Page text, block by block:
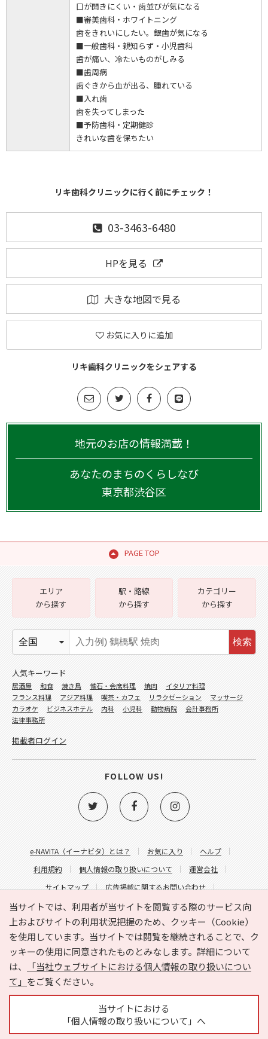
口が開きにくい・歯並びが気になる
■審美歯科・ホワイトニング
歯をきれいにしたい。銀歯が気になる
■一般歯科・親知らず・小児歯科
歯が痛い、冷たいものがしみる
■歯周病
歯ぐきから血が出る、腫れている
■入れ歯
歯を失ってしまった
■予防歯科・定期健診
きれいな歯を保ちたい
リキ歯科クリニックに行く前にチェック！
03-3463-6480
HPを見る
大きな地図で見る
お気に入りに追加
リキ歯科クリニックをシェアする
地元のお店の情報満載！
あなたのまちのくらしなび
東京都渋谷区
PAGE TOP
当サイトでは、利用者が当サイトを閲覧する際のサービス向
上およびサイトの利用状況把握のため、クッキー（Cookie）
を使用しています。当サイトでは閲覧を継続されることで、ク
ッキーの使用に同意されたものとみなします。詳細について
は、
「当社ウェブサイトにおける個人情報の取り扱いについ
て」 をご覧ください。
当サイトにおける
「個人情報の取り扱いについて」へ
e-NAVITA（イーナビタ）とは？ お気に入り
ヘルプ
利用規約
個人情報の取り扱いについて
運営会社
サイトマップ
広告掲載に関するお問い合わせ
サイトの内容に関するお問い合わせ
エリア
から探す
駅・路線
から探す
カテゴリー
から探す
検索
人気キーワード
居酒屋 和食 焼き鳥 懐石・会席料理 焼肉
イタリア料理
フランス料理
アジア料理 喫茶・カフェ リラクゼーション
マッサージ
カラオケ
ビジネスホテル 内科 小児科 動物病院
会計事務所
法律事務所
掲載者ログイン
FOLLOW US!
Copyright © HYOJITO.Co.,Ltd. All Rights Reserved.